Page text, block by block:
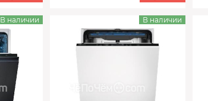
В наличии В наличии